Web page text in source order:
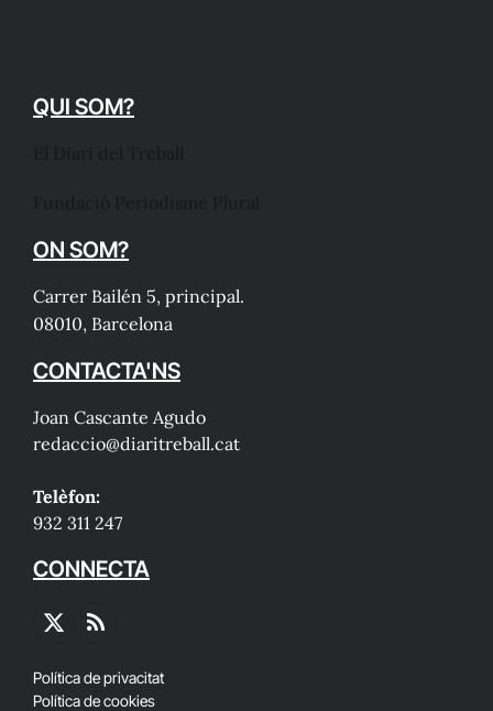
QUI SOM?
ON SOM?
Carrer Bailén 5, principal.
08010, Barcelona
CONTACTA'NS
Joan Cascante Agudo
redaccio@diaritreball.cat
Telèfon:
932 311 247
CONNECTA
X
RSS
Política de privacitat
Política de cookies